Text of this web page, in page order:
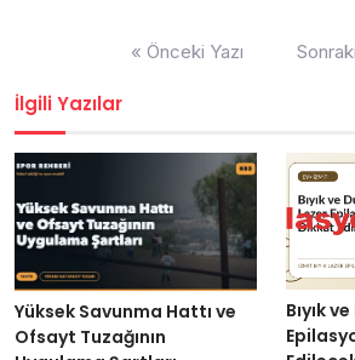
« Önceki Yazı
İlgili Yazılar
Yüksek Savunma Hattı ve
Ofsayt Tuzağının
Bıyık